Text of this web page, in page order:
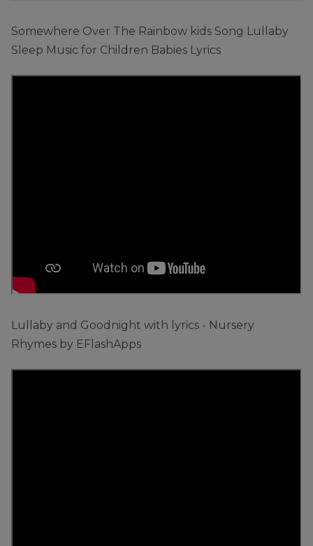
Somewhere Over The Rainbow kids Song Lullaby
Sleep Music for Children Babies Lyrics
Lullaby and Goodnight with lyrics - Nursery
Rhymes by EFlashApps